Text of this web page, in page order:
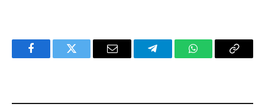
FacebookTwitter Email TelegramWhatsAppCopy